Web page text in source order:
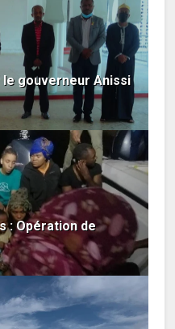
le gouverneur Anissi
: Opération de